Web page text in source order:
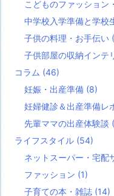
こどものファッション
中学校入学準備と学校
子供の料理・お手伝い
子供部屋の収納インテ
コラム (46)
妊娠・出産準備 (8)
妊婦健診＆出産準備レ
先輩ママの出産体験談
ライフスタイル (54)
ネットスーパー・宅配
ファッション (1)
子育ての本・雑誌 (14)